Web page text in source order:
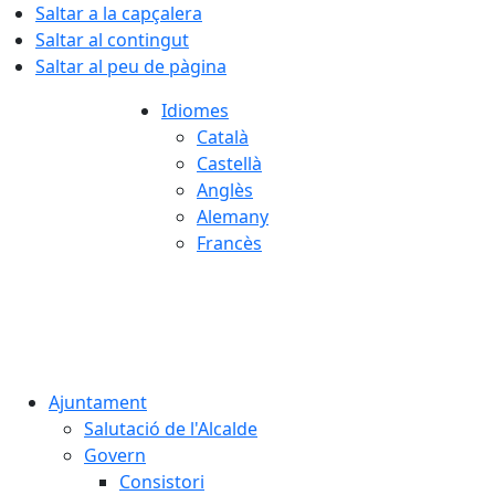
Saltar a la capçalera
Saltar al contingut
Saltar al peu de pàgina
Idiomes
Català
Castellà
Anglès
Alemany
Francès
Ajuntament
Salutació de l'Alcalde
Govern
Consistori